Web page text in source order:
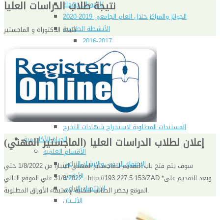
تليفونات تهمك
الجوائز والمراكز خلال العام الجامعى 2019-2020
الأنشطة الطلابية
2016-2017
2017-2018
2019-2020
2020-2021
ملتقى الخريجين
خريجى الكلية
المستندات المطلوبة لاستخراج شهادات التخرج
الحياة الأكاديمية
الأقسام العلمية
الإجتماع الريفي والإرشاد الزراعي
الأراضى
الإقتصاد الزراعى
الألـــبان
نتيجة طلاب الدراسات العليا
نتيجة الدكتوراة و الماجستير
إعلان لطلاب الدراسات العليا (الماجستير المهني)
سوف يتم فتح باب التقديم للماجستير المهني اعتبارا من 1/8/2022 حتي
31/8/2022 علي الموقع التالي : http://193.227.5.153/ZAD *وبعد التقديم على
الموقع يحضر الطالب للكلية لإستيفاء الأوراق المطلوبة.